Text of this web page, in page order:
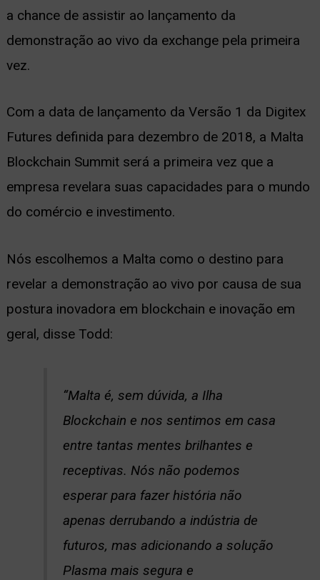
a chance de assistir ao lançamento da
demonstração ao vivo da exchange pela primeira
vez.
Com a data de lançamento da Versão 1 da Digitex
Futures definida para dezembro de 2018, a Malta
Blockchain Summit será a primeira vez que a
empresa revelara suas capacidades para o mundo
do comércio e investimento.
Nós escolhemos a Malta como o destino para
revelar a demonstração ao vivo por causa de sua
postura inovadora em blockchain e inovação em
geral, disse Todd:
“Malta é, sem dúvida, a Ilha
Blockchain e nos sentimos em casa
entre tantas mentes brilhantes e
receptivas. Nós não podemos
esperar para fazer história não
apenas derrubando a indústria de
futuros, mas adicionando a solução
Plasma mais segura e